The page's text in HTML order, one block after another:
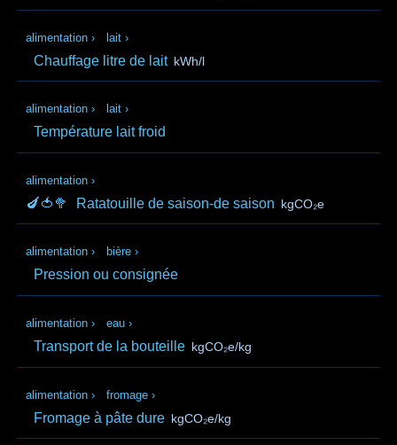
alimentation › lait ›
Chauffage litre de lait kWh/l
alimentation › lait ›
Température lait froid
alimentation ›
🍆🍅🥦 Ratatouille de saison-de saison kgCO₂e
alimentation › bière ›
Pression ou consignée
alimentation › eau ›
Transport de la bouteille kgCO₂e/kg
alimentation › fromage ›
Fromage à pâte dure kgCO₂e/kg